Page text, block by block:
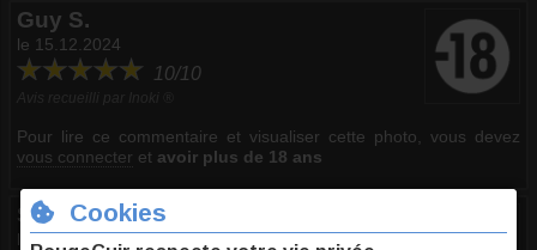
Guy S.
le 15.12.2024
10/10
Pour lire ce commentaire et visualiser cette photo, vous devez
vous connecter et avoir plus de 18 ans
Sébastien L.
le 28.05.2024